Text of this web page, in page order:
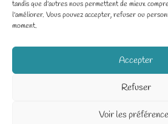
tandis que d'autres nous permettent de mieux
l'améliorer. Vous pouvez accepter, refuser ou
moment.
Accepter
Refuser
Voir les
06 64 20 89 55
Dico.Dog79@gmail.com
© Dico Dog / Tous droits